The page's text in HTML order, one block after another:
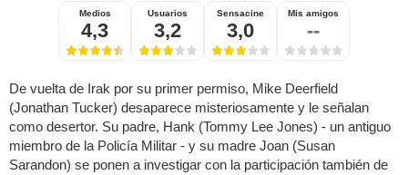
Medios
4,3
Usuarios
3,2
Sensacine
3,0
Mis amigos
--
De vuelta de Irak por su primer permiso, Mike Deerfield
(Jonathan Tucker) desaparece misteriosamente y le señalan
como desertor. Su padre, Hank (Tommy Lee Jones) - un antiguo
miembro de la Policía Militar - y su madre Joan (Susan
Sarandon) se ponen a investigar con la participación también de